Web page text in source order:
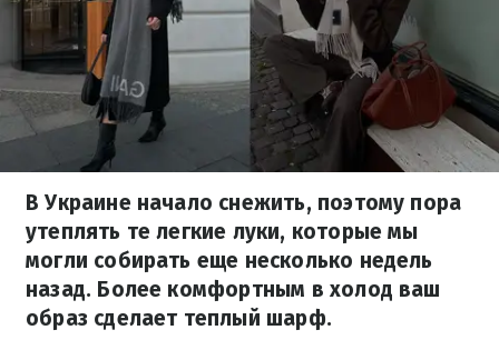
В Украине начало снежить, поэтому пора
утеплять те легкие луки, которые мы
могли собирать еще несколько недель
назад. Более комфортным в холод ваш
образ сделает теплый шарф.